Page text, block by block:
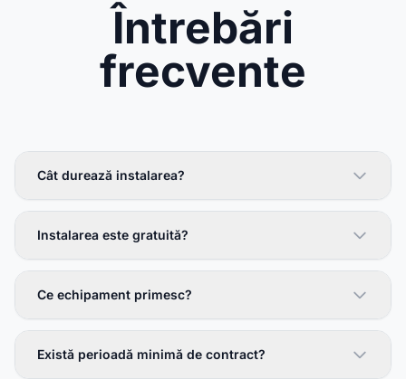
Întrebări
frecvente
Cât durează instalarea?
Instalarea este gratuită?
Ce echipament primesc?
Există perioadă minimă de contract?